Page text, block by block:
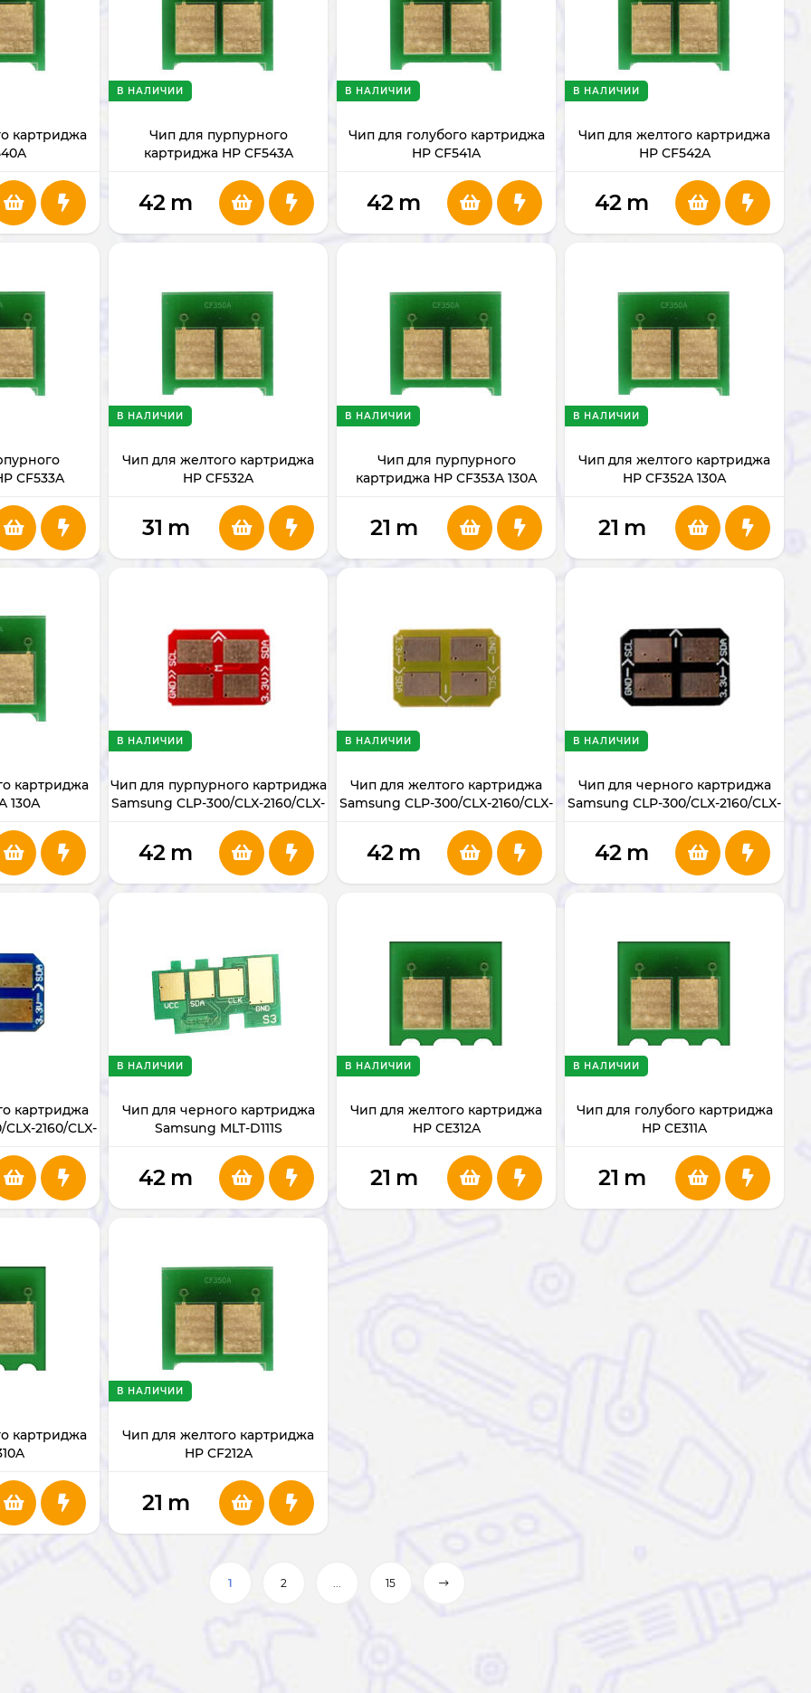
картриджа
Чип для пурпурного
картриджа HP CF543A
В НАЛИЧИИ
42 m
Чип для голубого картриджа
HP CF541A
В НАЛИЧИИ
42 m
Чип для желтого картриджа
HP CF542A
В НАЛИЧИИ
42 m
CF533A
Чип для желтого картриджа
HP CF532A
В НАЛИЧИИ
31 m
Чип для пурпурного
картриджа HP CF353A 130А
В НАЛИЧИИ
21 m
Чип для желтого картриджа
HP CF352A 130А
В НАЛИЧИИ
21 m
картриджа
130А
Чип для пурпурного картриджа
Samsung CLP-300/CLX-2160/CLX-
CLP300/300N/CLX2161/3160N/3160FN
В НАЛИЧИИ
42 m
Чип для желтого картриджа
Samsung CLP-300/CLX-2160/CLX-
CLP300/300N/CLX2161/3160N/3160FN
В НАЛИЧИИ
42 m
Чип для черного картриджа
Samsung CLP-300/CLX-2160/CLX-
CLP300/300N/CLX2161/3160N/3160FN
В НАЛИЧИИ
42 m
картриджа
2160/CLX-
3160N/3160FN
Чип для черного картриджа
Samsung MLT-D111S
В НАЛИЧИИ
42 m
Чип для желтого картриджа
HP CE312A
В НАЛИЧИИ
21 m
Чип для голубого картриджа
HP CE311A
В НАЛИЧИИ
21 m
картриджа
Чип для желтого картриджа
HP CF212A
В НАЛИЧИИ
21 m
1 2 15